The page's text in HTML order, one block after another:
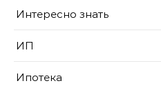
Интересно знать
ИП
Ипотека